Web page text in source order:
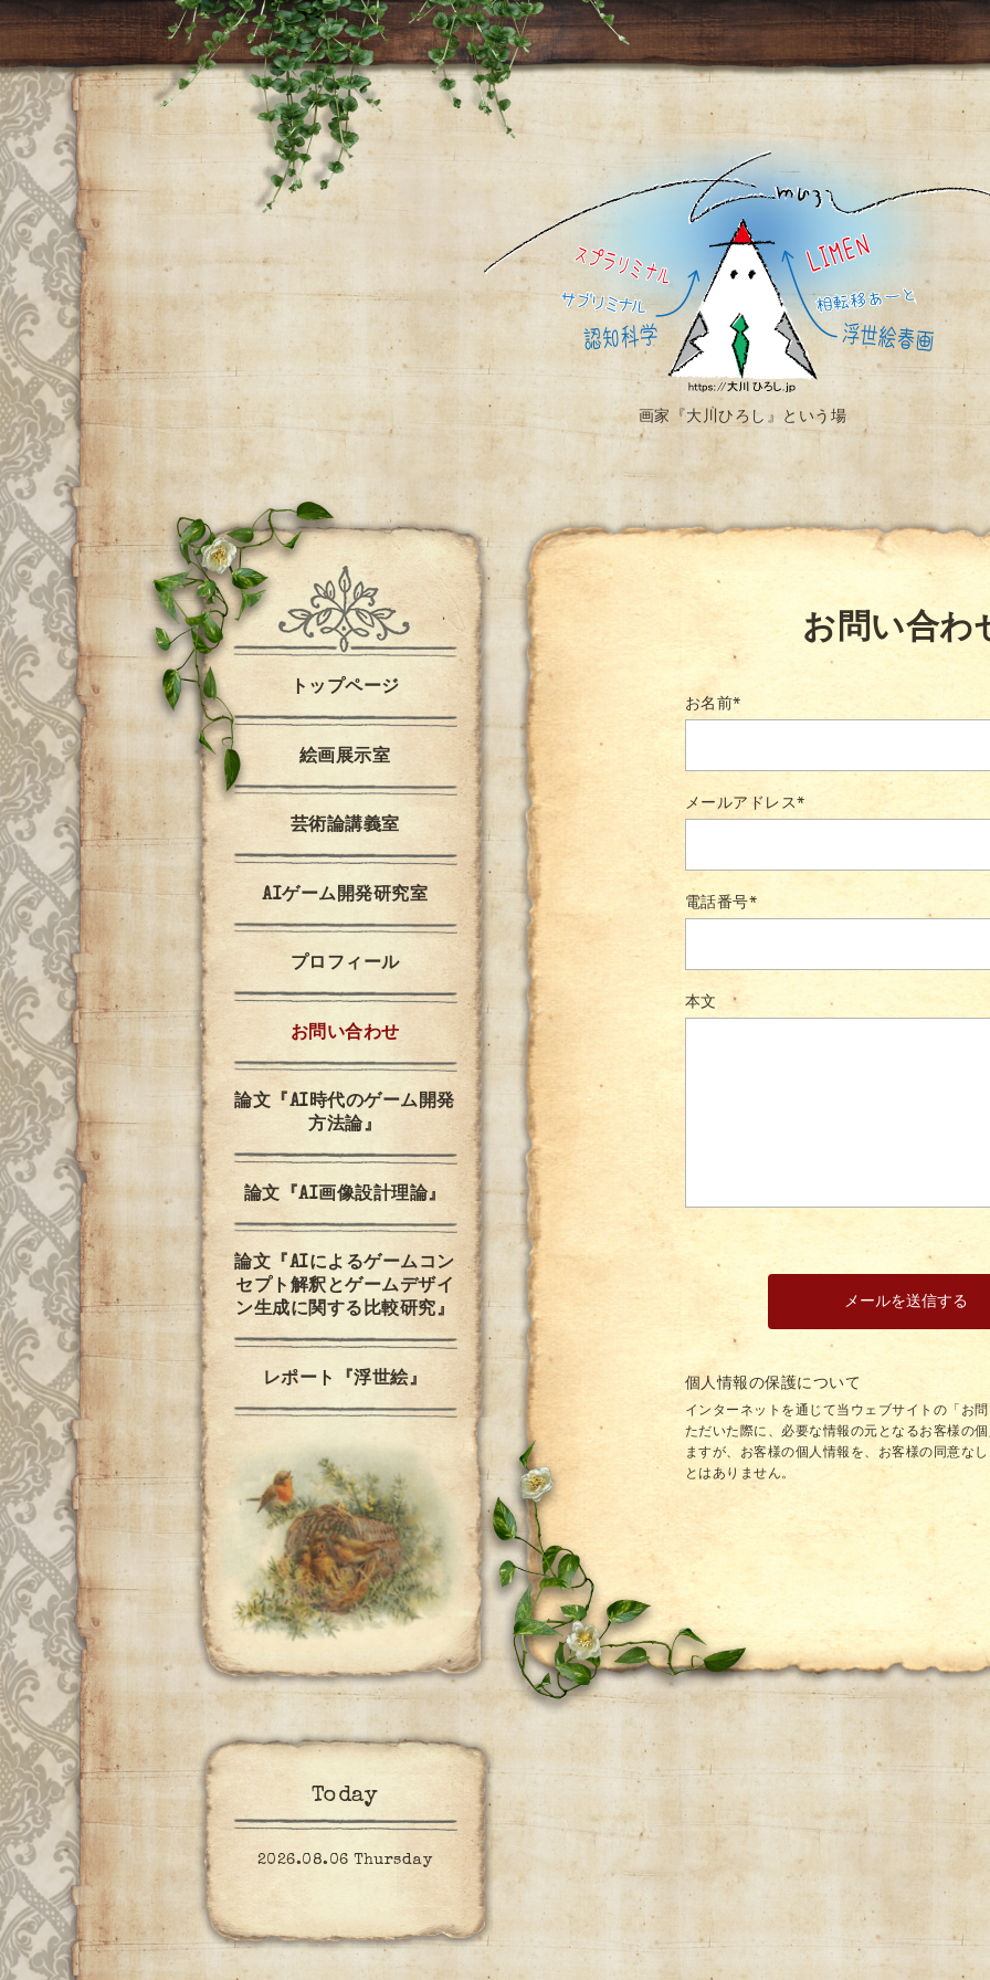
画家『大川ひろし』という場
お問い合わ
お名前*
メールアドレス*
電話番号*
本文
個人情報の保護について
インターネットを通じて当ウェブサイトの「お
ただいた際に、必要な情報の元となるお客様の
ますが、お客様の個人情報を、お客様の同意な
とはありません。
トップページ
絵画展示室
芸術論講義室
AIゲーム開発研究室
プロフィール
お問い合わせ
論文『AI時代のゲーム開発
方法論』
論文『AI画像設計理論』
論文『AIによるゲームコン
セプト解釈とゲームデザイ
ン生成に関する比較研究』
レポート『浮世絵』
Today
2026.08.06 Thursday